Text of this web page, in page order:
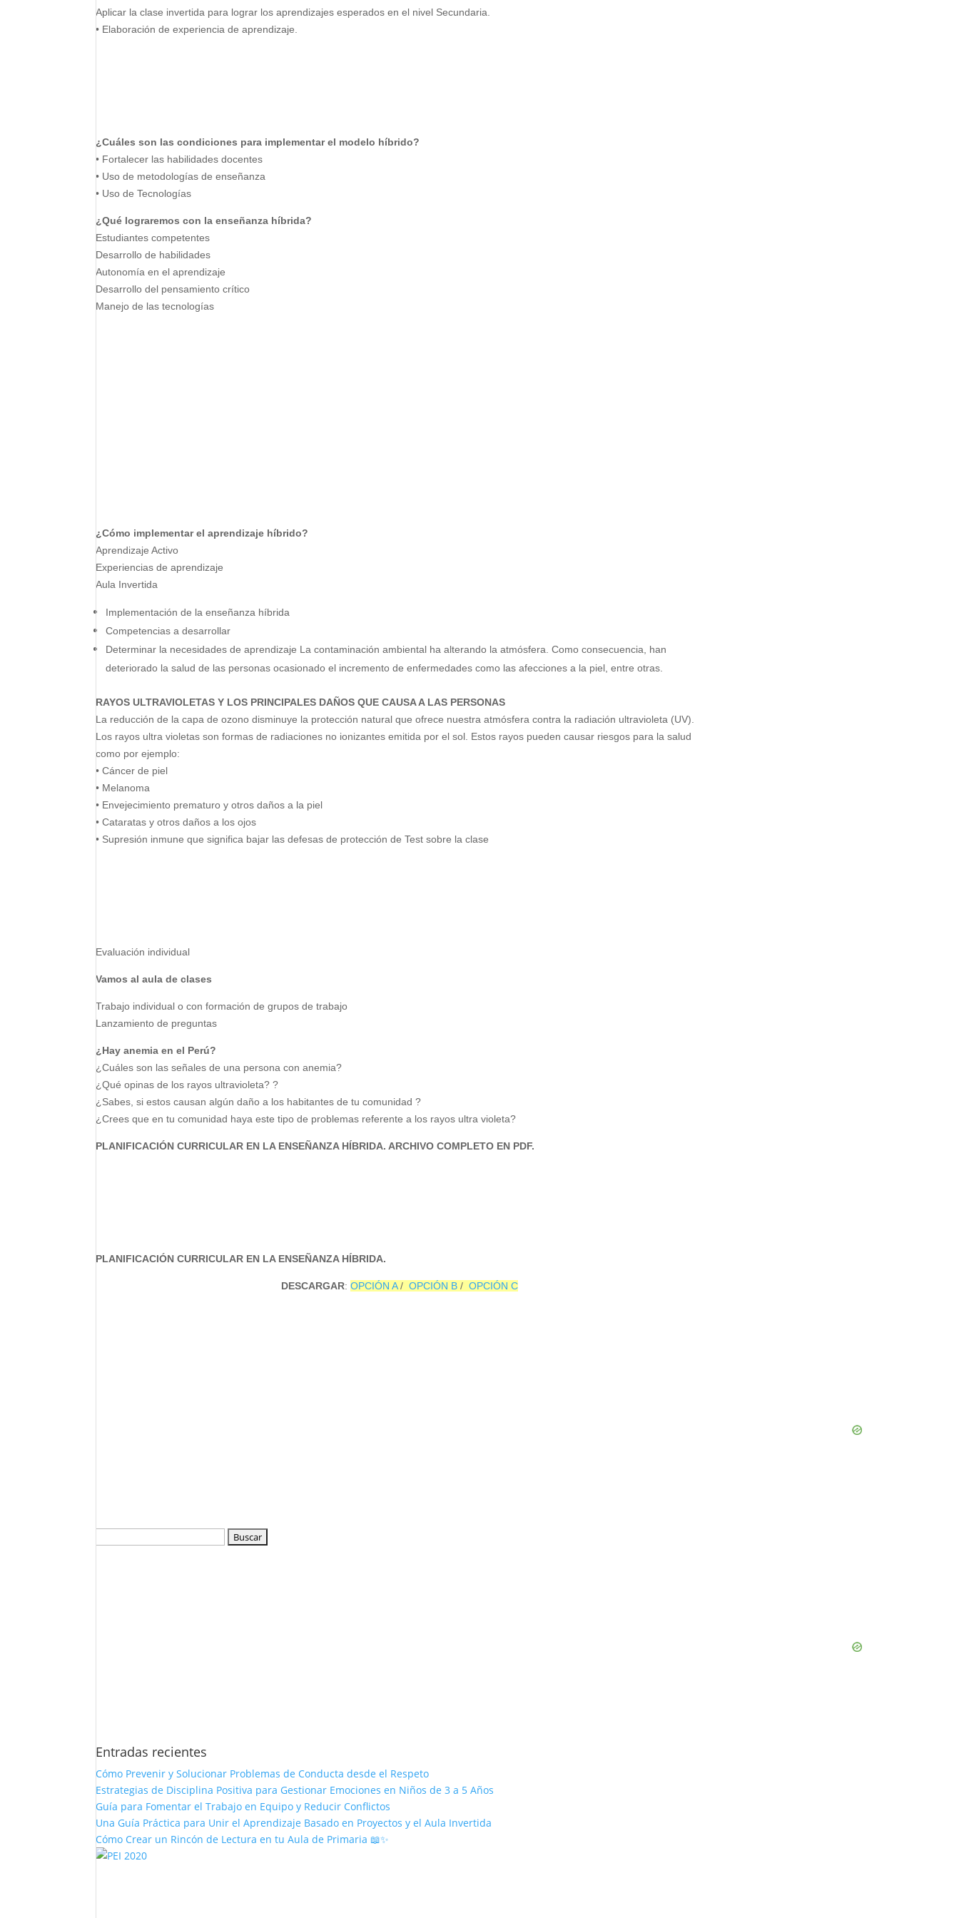
Aplicar la clase invertida para lograr los aprendizajes esperados en el nivel Secundaria.
• Elaboración de experiencia de aprendizaje.
¿Cuáles son las condiciones para implementar el modelo híbrido?
• Fortalecer las habilidades docentes
• Uso de metodologías de enseñanza
• Uso de Tecnologías
¿Qué lograremos con la enseñanza híbrida?
Estudiantes competentes
Desarrollo de habilidades
Autonomía en el aprendizaje
Desarrollo del pensamiento crítico
Manejo de las tecnologías
¿Cómo implementar el aprendizaje híbrido?
Aprendizaje Activo
Experiencias de aprendizaje
Aula Invertida
Implementación de la enseñanza híbrida
Competencias a desarrollar
Determinar la necesidades de aprendizaje La contaminación ambiental ha alterando laatmósfera. Como consecuencia, han
deteriorado lasalud de las personas ocasionado el incremento deenfermedades como las afecciones a la piel, entreotras.
RAYOS ULTRAVIOLETAS Y LOS PRINCIPALES DAÑOS QUE CAUSA A LAS PERSONAS
La reducción de la capa de ozono disminuye la protección natural que ofrece nuestra atmósfera contra la radiación ultravioleta (UV).
Los rayos ultra violetas son formas de radiaciones no ionizantes emitida por el sol. Estos rayos pueden causar riesgos para la salud
como por ejemplo:
• Cáncer de piel
• Melanoma
• Envejecimiento prematuro y otros daños a la piel
• Cataratas y otros daños a los ojos
• Supresión inmune que significa bajar las defesas de protección deTest sobre la clase
Evaluación individual
Vamos al aula de clases
Trabajo individual o con formación de grupos de trabajo
Lanzamiento de preguntas
¿Hay anemia en el Perú?
¿Cuáles son las señales de una persona con anemia?
¿Qué opinas de los rayos ultravioleta? ?
¿Sabes, si estos causan algún daño a los habitantes detu comunidad ?
¿Crees que en tu comunidad haya este tipo de problemas referente a los rayos ultra violeta?
PLANIFICACIÓN CURRICULAR EN LA ENSEÑANZA HÍBRIDA. ARCHIVO COMPLETO EN PDF.
PLANIFICACIÓN CURRICULAR EN LA ENSEÑANZA HÍBRIDA.
DESCARGAR: OPCIÓN A/ OPCIÓN B/ OPCIÓN C
Entradas recientes
Cómo Prevenir y Solucionar Problemas de Conducta desde el Respeto
Estrategias de Disciplina Positiva para Gestionar Emociones en Niños de 3 a 5 Años
Guía para Fomentar el Trabajo en Equipo y Reducir Conflictos
Una Guía Práctica para Unir el Aprendizaje Basado en Proyectos y el Aula Invertida
Cómo Crear un Rincón de Lectura en tu Aula de Primaria 📖✨